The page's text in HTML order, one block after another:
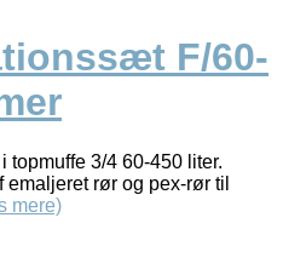
F/60-
3/4 60-450 liter.
rør og pex-rør til
mere)